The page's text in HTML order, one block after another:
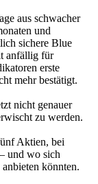
aus schwacher
und
sichere Blue
anfällig für
erste
mehr bestätigt.
nicht genauer
zu werden.
Aktien, bei
und wo sich
könnten.